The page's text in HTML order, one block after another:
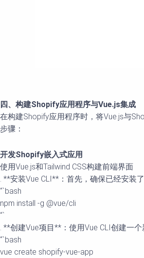
四、构建Shopify应用程序与Vue.js集成
在构建Shopify应用程序时，将Vue.js与
步骤：
开发Shopify嵌入式应用
使用Vue.js和Tailwind CSS构建前端界面
. **安装Vue CLI**：首先，确保已经安装
“`bash
npm install -g @vue/cli
“`
. **创建Vue项目**：使用Vue CLI创建一个
“`bash
vue create shopify-vue-app